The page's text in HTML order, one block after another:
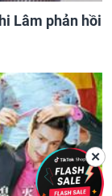
Lâm phản hồi
✕